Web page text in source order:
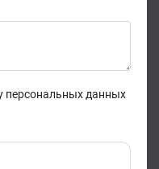
персональных данных